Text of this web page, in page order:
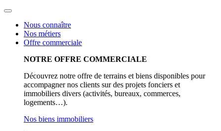
Aller
contenuNous connaître
Nos métiers
Offre commerciale
NOTRE OFFRE COMMERCIALE
Découvrez notre offre de terrains et biens disponibles pour
accompagner nos clients sur des projets fonciers et
immobiliers divers (activités, bureaux, commerces,
logements…).
Nos biens immobiliers